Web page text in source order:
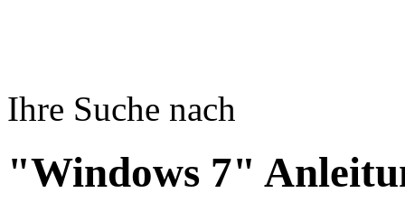
Ihre Suche nach
"Windows 7"